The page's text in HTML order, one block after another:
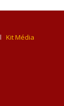
Kit Média